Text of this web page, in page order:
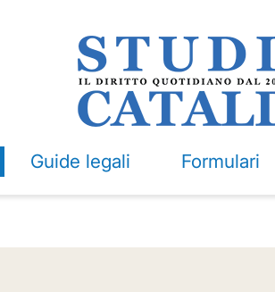
Guide legali Formulari